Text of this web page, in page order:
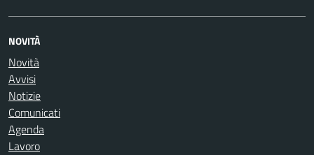
NOVITÀ
Novità
Avvisi
Notizie
Comunicati
Agenda
Lavoro